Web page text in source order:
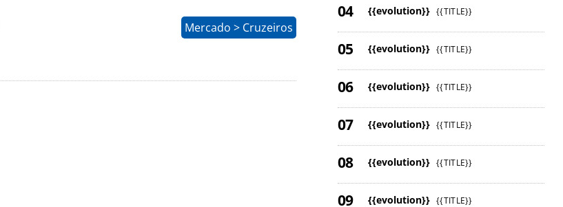
Mercado > Cruzeiros
{{evolution}} {{TITLE}}
{{evolution}} {{TITLE}}
{{evolution}} {{TITLE}}
{{evolution}} {{TITLE}}
{{evolution}} {{TITLE}}
{{evolution}} {{TITLE}}